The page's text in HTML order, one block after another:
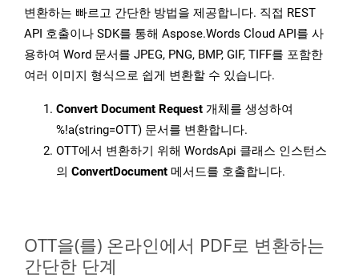
변환하는 빠르고 간단한 방법을 제공합니다. 직접 REST
API 호출이나 SDK를 통해 Aspose.Words Cloud API를 사
용하여 Word 문서를 JPEG, PNG, BMP, GIF, TIFF를 포함한
여러 이미지 형식으로 쉽게 변환할 수 있습니다.
Convert Document Request 개체를 생성하여
%!a(string=OTT) 문서를 변환합니다.
OTT에서 변환하기 위해 WordsApi 클래스 인스턴스
의 ConvertDocument 메서드를 호출합니다.
OTT을(를) 온라인에서 PDF로 변환하는
간단한 단계